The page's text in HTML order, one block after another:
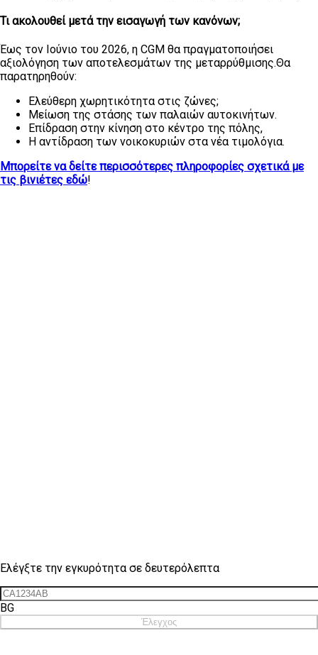
Τι ακολουθεί μετά την εισαγωγή των κανόνων;
Έως τον Ιούνιο του 2026, η CGM θα πραγματοποιήσει
αξιολόγηση των αποτελεσμάτων της μεταρρύθμισης.Θα
παρατηρηθούν:
Ελεύθερη χωρητικότητα στις ζώνες;
Μείωση της στάσης των παλαιών αυτοκινήτων.
Επίδραση στην κίνηση στο κέντρο της πόλης,
Η αντίδραση των νοικοκυριών στα νέα τιμολόγια.
Μπορείτε να δείτε περισσότερες πληροφορίες σχετικά με
τις βινιέτες εδώ!
Ελέγξτε την εγκυρότητα σε δευτερόλεπτα
BG
Έλεγχος